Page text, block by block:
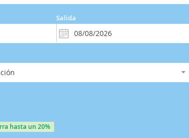
Salida
hasta un 20%